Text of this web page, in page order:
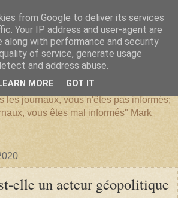
les journaux, vous n'êtes pas informés;
vous êtes mal informés" Mark
elle un acteur géopolitique
from Google to deliver its services
Your IP address and user-agent are
along with performance and security
of service, generate usage
and address abuse.
LEARN MORE GOT IT